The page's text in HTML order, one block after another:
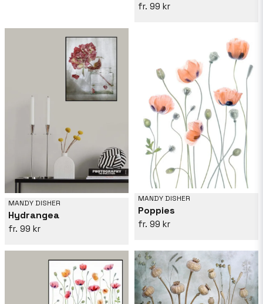
99 kr
MANDY DISHER
Hydrangea
99 kr
MANDY DISHER
Poppies
99 kr